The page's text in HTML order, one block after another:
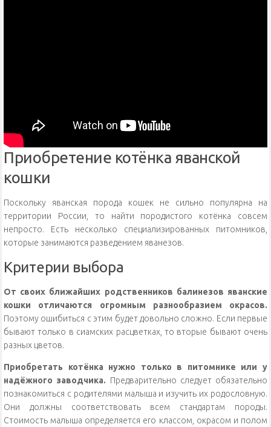
Приобретение котёнка яванской
кошки
Поскольку яванская порода кошек не сильно популярна на
территории России, то найти породистого котёнка совсем
непросто. Есть несколько специализированных питомников,
которые занимаются разведением яванезов.
Критерии выбора
От своих ближайших родственников балинезов яванские
кошки отличаются огромным разнообразием окрасов.
Поэтому ошибиться с этим будет довольно сложно. Если первые
бывают только в сиамских расцветках, то вторые бывают очень
разных цветов.
Приобретать котёнка нужно только в питомнике или у
надёжного заводчика. Предварительно следует обязательно
познакомиться с родителями малыша и изучить их родословную.
Они должны соответствовать всем стандартам породы.
Стоимость малыша определяется его классом, окрасом и полом